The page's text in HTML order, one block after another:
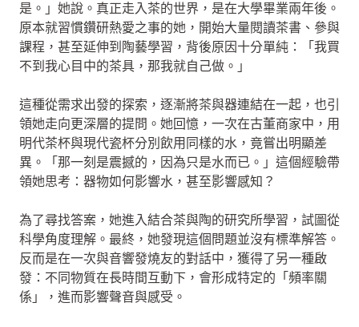
是。」她說。真正走入茶的世界，是在大學畢業兩年後。
原本就習慣鑽研熱愛之事的她，開始大量閱讀茶書、參與
課程，甚至延伸到陶藝學習，背後原因十分單純：「我買
不到我心目中的茶具，那我就自己做。」
這種從需求出發的探索，逐漸將茶與器連結在一起，也引
領她走向更深層的提問。她回憶，一次在古董商家中，用
明代茶杯與現代瓷杯分別飲用同樣的水，竟嘗出明顯差
異。「那一刻是震撼的，因為只是水而已。」這個經驗帶
領她思考：器物如何影響水，甚至影響感知？
為了尋找答案，她進入結合茶與陶的研究所學習，試圖從
科學角度理解。最終，她發現這個問題並沒有標準解答。
反而是在一次與音響發燒友的對話中，獲得了另一種啟
發：不同物質在長時間互動下，會形成特定的「頻率關
係」，進而影響聲音與感受。